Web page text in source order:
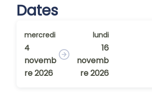
Dates
mercredi
4
novemb
re 2026
lundi
16
novemb
re 2026